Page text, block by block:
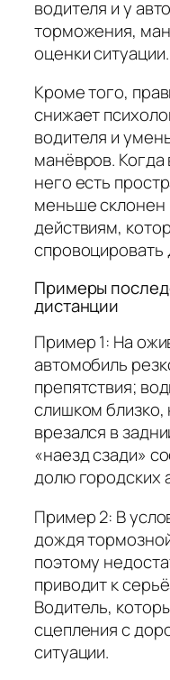
водителя и у
торможения,
оценки ситуации.
Кроме того,
снижает
водителя и
манёвров. Когда
него есть
меньше
действиям,
Примеры
дистанции
Пример 1: На
автомобиль
препятствия;
слишком близко,
врезался в
«наезд сзади»
долю городских
Пример 2: В
дождя
поэтому
приводит к
Водитель,
сцепления с
ситуации.